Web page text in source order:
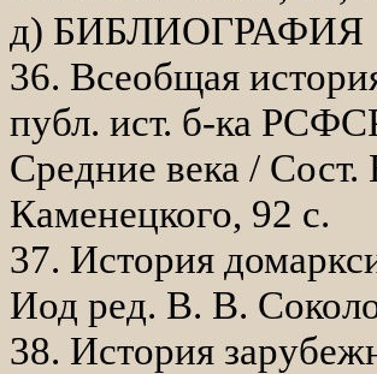
д) БИБЛИОГРАФИЯ
36. Всеобщая
публ. ист. б-ка
Средние века /
Каменецкого, 92 с.
37. История
Иод ред. В. В.
38. История